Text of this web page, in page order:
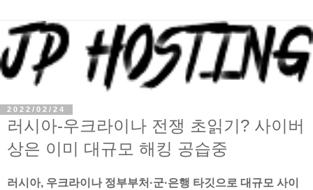
2022/02/24
러시아-우크라이나 전쟁 초읽기? 사이버
상은 이미 대규모 해킹 공습중
러시아, 우크라이나 정부부처·군·은행 타깃으로 대규모 사이